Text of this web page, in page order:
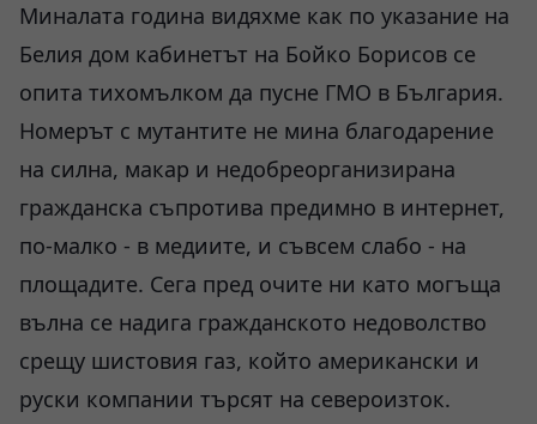
Миналата година видяхме как по указание на
Белия дом кабинетът на Бойко Борисов се
опита тихомълком да пусне ГМО в България.
Номерът с мутантите не мина благодарение
на силна, макар и недобреорганизирана
гражданска съпротива предимно в интернет,
по-малко - в медиите, и съвсем слабо - на
площадите. Сега пред очите ни като могъща
вълна се надига гражданското недоволство
срещу шистовия газ, който американски и
руски компании търсят на североизток.